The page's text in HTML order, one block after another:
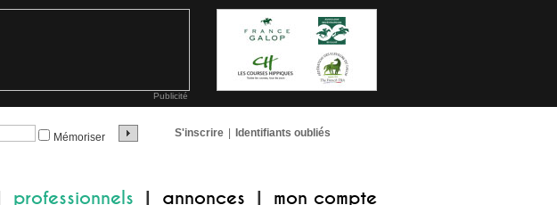
Publicité
Mémoriser S'inscrire Identifiants oubliés
professionnels annonces mon compte